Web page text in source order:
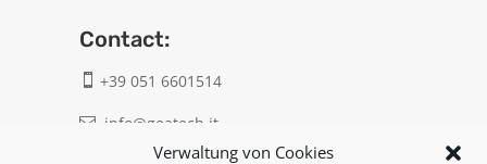
Verwaltung von Cookies
Contact:
 +39 051 6601514
 info@geatech.it